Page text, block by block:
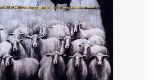
ادیان و اساطیر
مرجع و علمی
ادبیات آسیا
سایر کشورهای اروپا
داستان کوتاه